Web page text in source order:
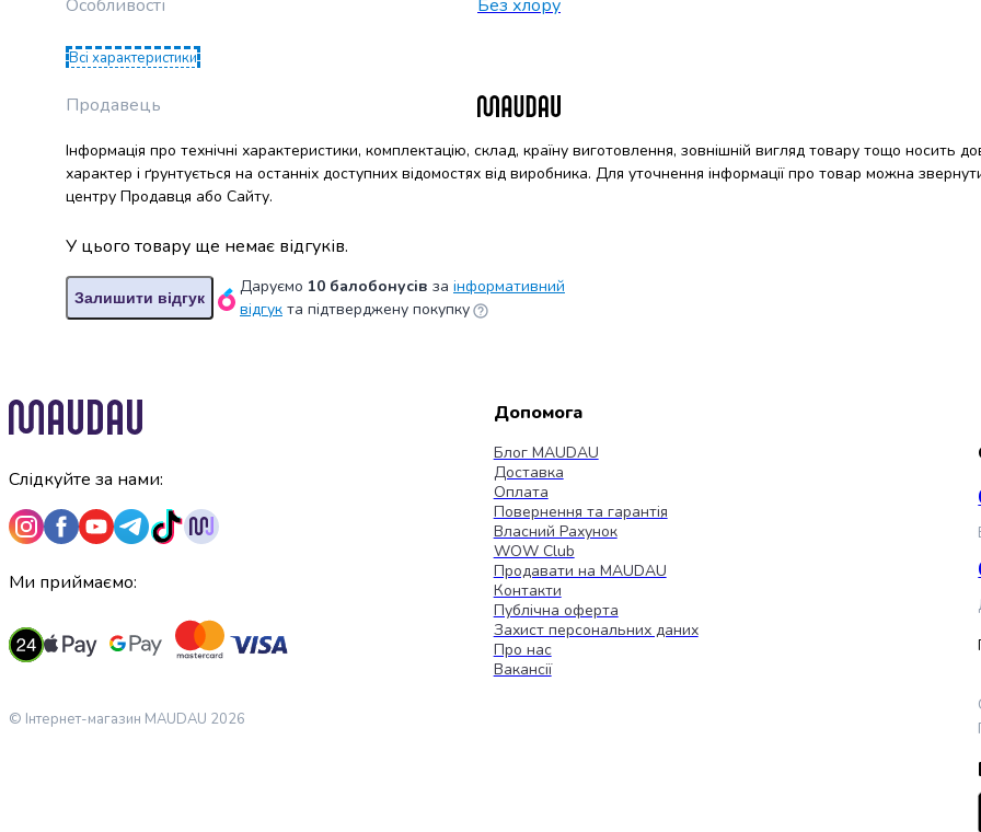
Манна
крупа
Кукурудзяна
крупа
Ячна
крупа
крупа
Консервовані
продукти
М'ясні
Фруктова
консервація
Оливки
Джеми
Консервовані
Варення
Особливості
Без хлору
Всі характеристики
Продавець
Інформація про технічні характеристики, комплектацію, склад, країну виготовлення, зовнішній вигляд товару тощо носить
характер і ґрунтується на останніх доступних відомостях від виробника. Для уточнення інформації про товар можна
центру Продавця або Сайту.
У цього товару ще немає відгуків.
Залишити відгук
Даруємо 10 балобонусів за інформативний
відгук та підтверджену покупку
Слідкуйте за нами:
Ми приймаємо:
© Інтернет-магазин MAUDAU 2026
Допомога
Блог MAUDAU
Доставка
Оплата
Повернення та гарантія
Власний Рахунок
WOW Club
Продавати на MAUDAU
Контакти
Публічна оферта
Захист персональних даних
Про нас
Вакансії